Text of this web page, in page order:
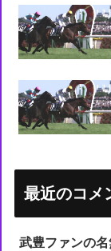
最近のコメ
武豊ファンの